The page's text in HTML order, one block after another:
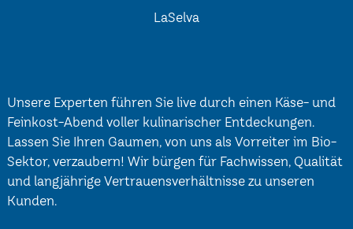
LaSelva
Unsere Experten führen Sie live durch einen Käse- und
Feinkost-Abend voller kulinarischer Entdeckungen.
Lassen Sie Ihren Gaumen, von uns als Vorreiter im Bio-
Sektor, verzaubern! Wir bürgen für Fachwissen, Qualität
und langjährige Vertrauensverhältnisse zu unseren
Kunden.